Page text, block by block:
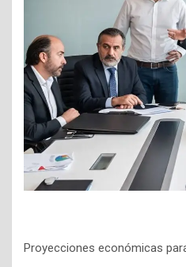
Proyecciones económicas